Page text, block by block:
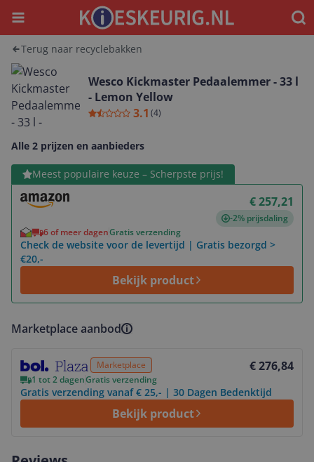
Menu
Terug naar recyclebakken
Wesco Kickmaster Pedaalemmer - 33 l
- Lemon Yellow
3.1 (4)
Alle 2 prijzen en aanbieders
Meest populaire keuze – Scherpste prijs!
€ 257,21
-2% prijsdaling
6 of meer dagenGratis verzending
Check de website voor de levertijd | Gratis bezorgd >
€20,-
Bekijk product
Bekijk product
Marketplace aanbod
Marketplace € 276,84
1 tot 2 dagenGratis verzending
Gratis verzending vanaf € 25,- | 30 Dagen Bedenktijd
Bekijk product